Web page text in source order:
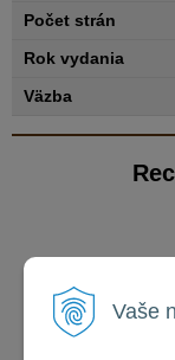
Vaše
Počet strán
Rok vydania
Väzba